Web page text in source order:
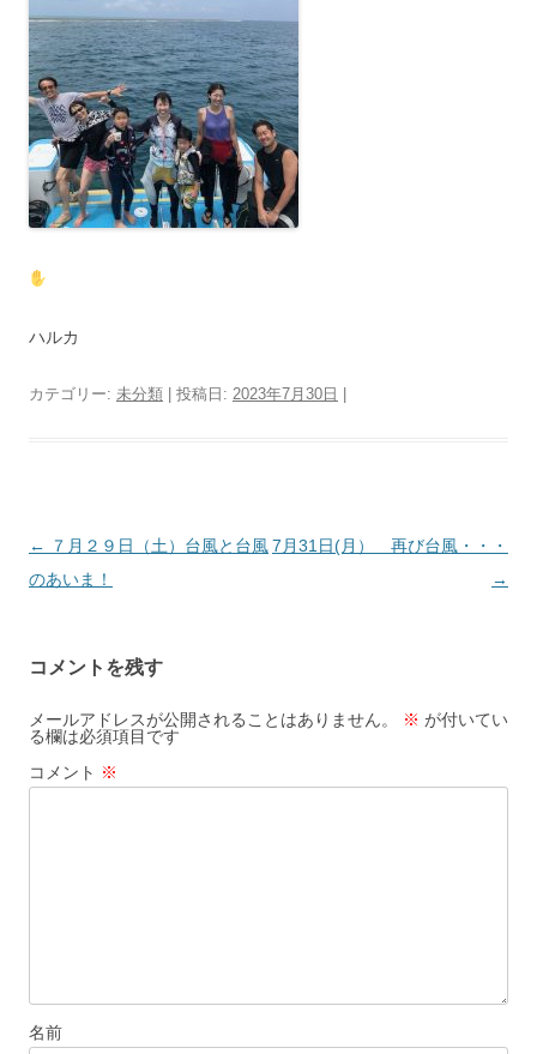
ハルカ
カテゴリー: 未分類 | 投稿日: 2023年7月30日
投
稿
ゲ
ー
シ
ョ
←
７月２９日（土）台風と台風
のあいま！
7月31日(月） 再び台風・・・
→
コメントを残す
メールアドレスが公開されることはありません。 ※ が付いてい
る欄は必須項目です
コメント ※
名前